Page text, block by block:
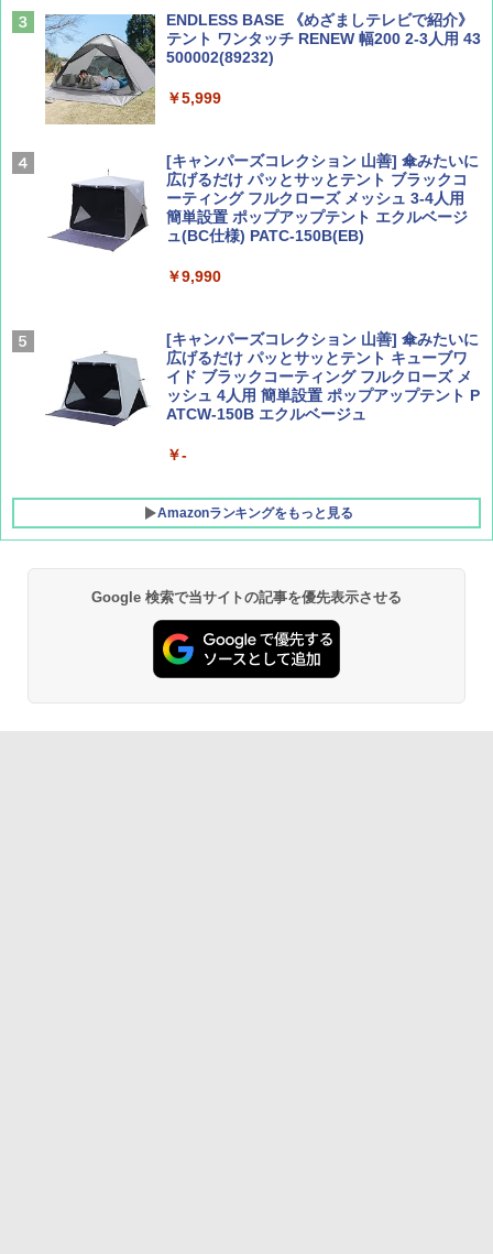
AIRLINE（エアライン）2026年9月号【特
集】ボーイング110周年を祝して！
￥1,760
ァキア 2026～2027 地球の歩き方A ヨーロッ
￥2,277
新しい日本地理 地図・統計・移動から読み
解く (講談社現代新書)
￥1,540
ENDLESS BASE 《めざましテレビで紹介》
テント ワンタッチ RENEW 幅200 2-3人用 43
500002(89232)
￥5,999
[キャンパーズコレクション 山善] 傘みたいに
広げるだけ パッとサッとテント ブラックコ
ーティング フルクローズ メッシュ 3-4人用
簡単設置 ポップアップテント エクルベージ
ュ(BC仕様) PATC-150B(EB)
￥9,990
[キャンパーズコレクション 山善] 傘みたいに
広げるだけ パッとサッとテント キューブワ
イド ブラックコーティング フルクローズ メ
ッシュ 4人用 簡単設置 ポップアップテント P
ATCW-150B エクルベージュ
￥-
Amazonランキングをもっと見る
DEWEL パラソル 大型 ビーチ アウトドアパ
ラソル ガーデン サイトシート付 折りたたみ
防水 UVカット 4段階高さ調整 軽量 収納袋付
き
￥6,459
Google 検索で当サイトの記事を優先表示させる